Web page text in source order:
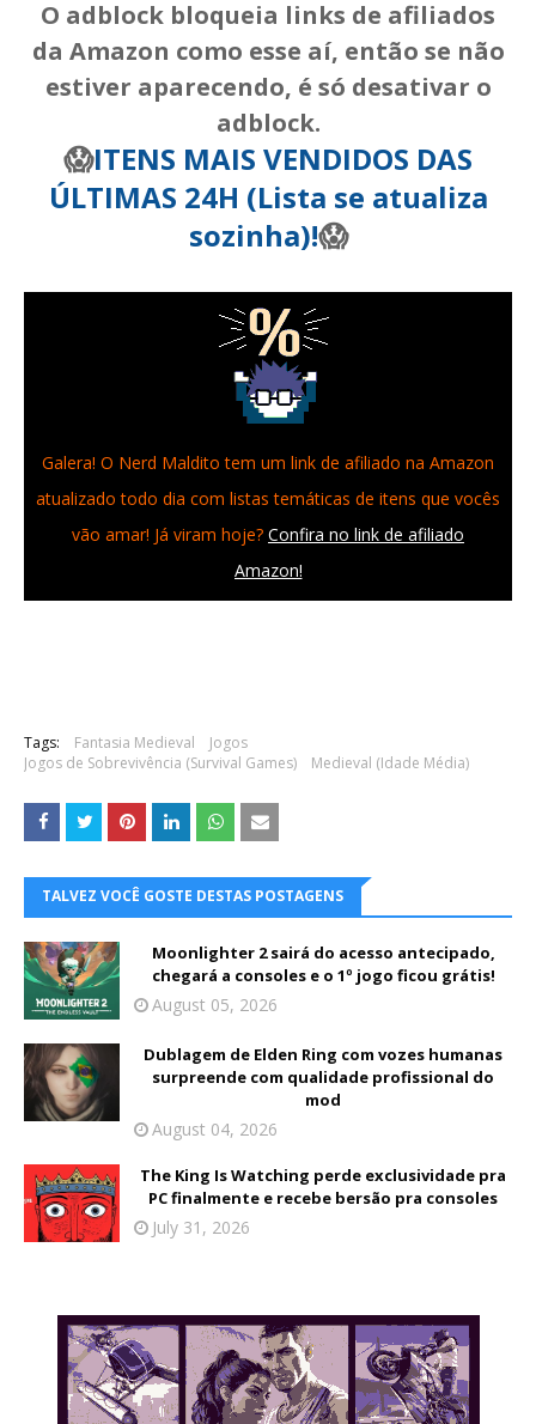
O adblock bloqueia links de afiliados
da Amazon como esse aí, então se não
estiver aparecendo, é só desativar o
adblock.
😱ITENS MAIS VENDIDOS DAS
ÚLTIMAS 24H (Lista se atualiza
sozinha)!😱
Galera! O Nerd Maldito tem um link de afiliado na Amazon
atualizado todo dia com listas temáticas de itens que vocês
vão amar! Já viram hoje? Confira no link de afiliado
Amazon!
Tags: Fantasia Medieval
Jogos
Jogos de Sobrevivência (Survival Games)
Medieval (Idade Média)
TALVEZ VOCÊ GOSTE DESTAS POSTAGENS
Moonlighter 2 sairá do acesso antecipado,
chegará a consoles e o 1º jogo ficou grátis!
August 05, 2026
Dublagem de Elden Ring com vozes humanas
surpreende com qualidade profissional do
mod
August 04, 2026
The King Is Watching perde exclusividade pra
PC finalmente e recebe bersão pra consoles
July 31, 2026